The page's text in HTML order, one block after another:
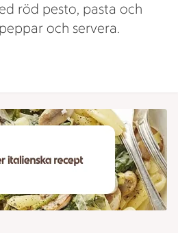
röd pesto, pasta och
och servera.